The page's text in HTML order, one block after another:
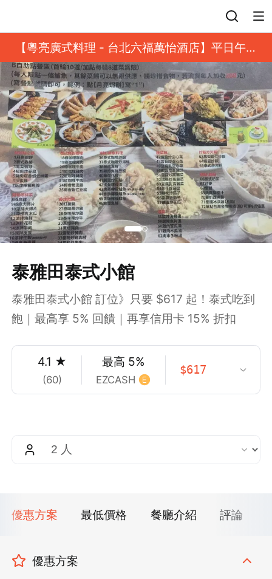
【粵亮廣式料理 - 台北六福萬怡酒店】平日午餐
8 折起｜靓港點套餐
泰雅田泰式小館
泰雅田泰式小館 訂位》只要 $617 起！泰式吃到
飽｜最高享 5% 回饋｜再享信用卡 15% 折扣
4.1 ★
(60)
最高 5%
EZCASH
$617
優惠方案 最低價格 餐廳介紹 評論
優惠方案